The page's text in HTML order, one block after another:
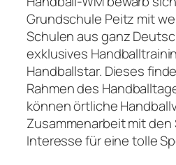
Grundschule Peitz mit
Schulen aus ganz
exklusives
Handballstar. Dieses
Rahmen des
können örtliche
Zusammenarbeit mit den
Interesse für eine tolle